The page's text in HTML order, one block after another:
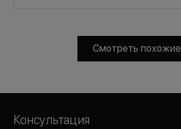
Смотреть похожие
Консультация